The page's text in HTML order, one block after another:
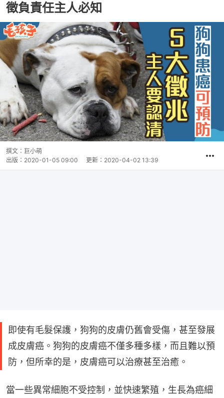
徵負責任主人必知
撰文： 巨小萌
出版： 2020-01-05 09:00 更新： 2020-04-02 13:39
即使有毛髮保護，狗狗的皮膚仍舊會受傷，甚至發展
成皮膚癌。狗狗的皮膚癌不僅多種多樣，而且難以預
防，但所幸的是，皮膚癌可以治療甚至治癒。
當一些異常細胞不受控制，並快速繁殖，生長為癌細